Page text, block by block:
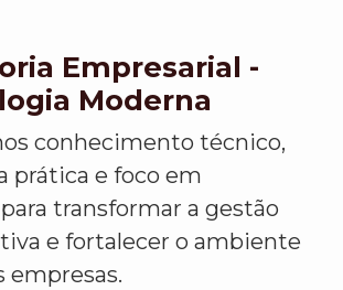
Empresarial -
Moderna
conhecimento técnico,
prática e foco em
transformar a gestão
e fortalecer o ambiente
empresas.